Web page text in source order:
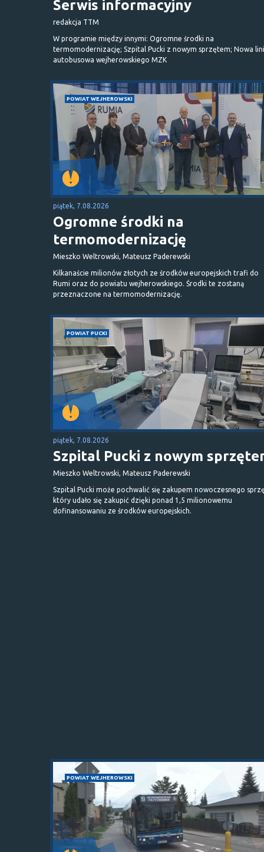
Serwis informacyjny
redakcja TTM
W programie między innymi: Ogromne środki na
termomodernizację; Szpital Pucki z nowym sprzętem; Nowa
autobusowa wejherowskiego MZK
POWIAT WEJHEROWSKI
piątek, 7.08.2026
Ogromne środki na
termomodernizację
Mieszko Weltrowski, Mateusz Paderewski
Kilkanaście milionów złotych ze środków europejskich trafi do
Rumi oraz do powiatu wejherowskiego. Środki te zostaną
przeznaczone na termomodernizację.
POWIAT PUCKI
piątek, 7.08.2026
Szpital Pucki z nowym
Mieszko Weltrowski, Mateusz Paderewski
Szpital Pucki może pochwalić się zakupem nowoczesnego
który udało się zakupić dzięki ponad 1,5 milionowemu
dofinansowaniu ze środków europejskich.
POWIAT WEJHEROWSKI